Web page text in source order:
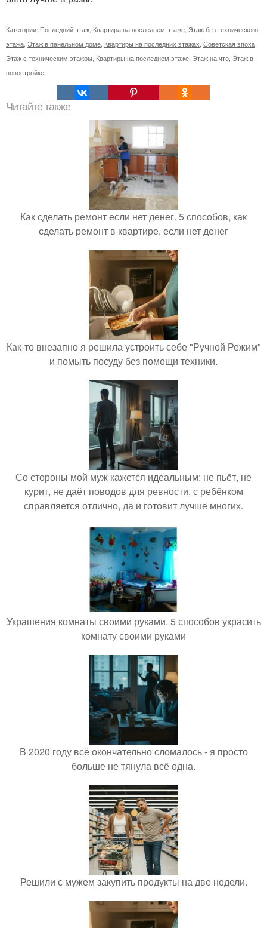
Категории: Последний этаж Квартира на последнем этаже Этаж без технического
этажа Этаж в панельном доме Квартиры на последних этажах Советская эпоха
Этаж с техническим этажом Квартиры на последнем этаже Этаж на что Этаж в
новостройке
Читайте также
Как сделать ремонт если нет денег. 5 способов, как
сделать ремонт в квартире, если нет денег
Как-то внезапно я решила устроить себе "Ручной Режим"
и помыть посуду без помощи техники.
Со стороны мой муж кажется идеальным: не пьёт, не
курит, не даёт поводов для ревности, с ребёнком
справляется отлично, да и готовит лучше многих.
Украшения комнаты своими руками. 5 способов украсить
комнату своими руками
В 2020 году всё окончательно сломалось - я просто
больше не тянула всё одна.
Решили с мужем закупить продукты на две недели.